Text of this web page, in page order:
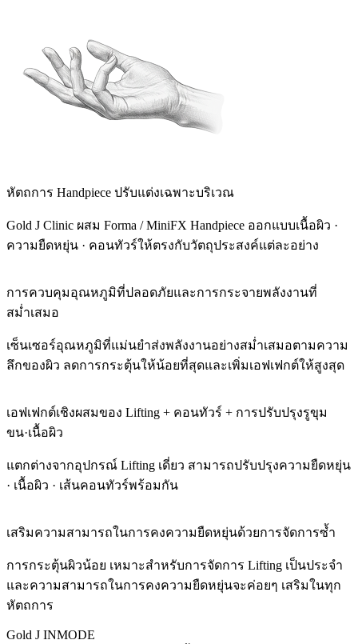
หัตถการ Handpiece ปรับแต่งเฉพาะบริเวณ
Gold J Clinic ผสม Forma / MiniFX Handpiece ออกแบบเนื้อผิว ·
ความยืดหยุ่น · คอนทัวร์ให้ตรงกับวัตถุประสงค์แต่ละอย่าง
การควบคุมอุณหภูมิที่ปลอดภัยและการกระจายพลังงานที่
สม่ำเสมอ
เซ็นเซอร์อุณหภูมิที่แม่นยำส่งพลังงานอย่างสม่ำเสมอตามความ
ลึกของผิว ลดการกระตุ้นให้น้อยที่สุดและเพิ่มเอฟเฟกต์ให้สูงสุด
เอฟเฟกต์เชิงผสมของ Lifting + คอนทัวร์ + การปรับปรุงรูขุม
ขน·เนื้อผิว
แตกต่างจากอุปกรณ์ Lifting เดี่ยว สามารถปรับปรุงความยืดหยุ่น
· เนื้อผิว · เส้นคอนทัวร์พร้อมกัน
เสริมความสามารถในการคงความยืดหยุ่นด้วยการจัดการซ้ำ
การกระตุ้นผิวน้อย เหมาะสำหรับการจัดการ Lifting เป็นประจำ
และความสามารถในการคงความยืดหยุ่นจะค่อยๆ เสริมในทุก
หัตถการ
Gold J INMODE